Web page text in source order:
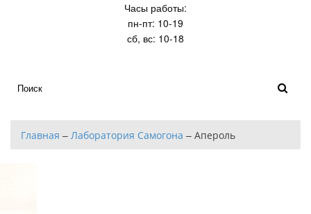
Часы работы:
пн-пт: 10-19
сб, вс: 10-18
Главная – Лаборатория Самогона – Апероль